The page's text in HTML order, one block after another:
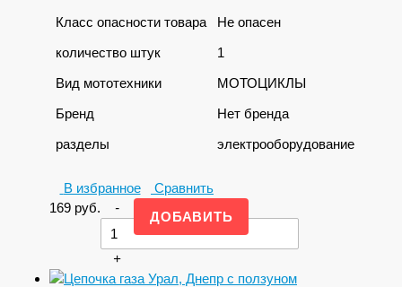
Класс опасности товара
Не опасен
количество штук
1
Вид мототехники
МОТОЦИКЛЫ
Бренд
Нет бренда
разделы
электрооборудование
В избранное
Сравнить
169 руб. -
+